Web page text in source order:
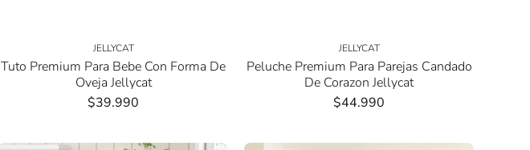
JELLYCAT
Tuto Premium Para Bebe Con Forma De
Oveja Jellycat
$39.990
JELLYCAT
Peluche Premium Para Parejas Candado
De Corazon Jellycat
$44.990